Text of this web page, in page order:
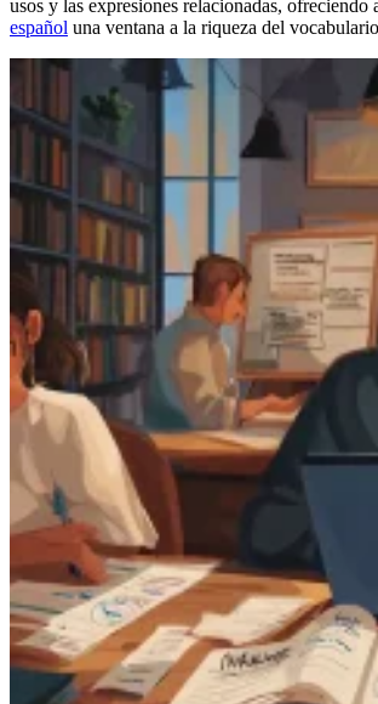
usos y las expresiones relacionadas, ofreciendo
español una ventana a la riqueza del